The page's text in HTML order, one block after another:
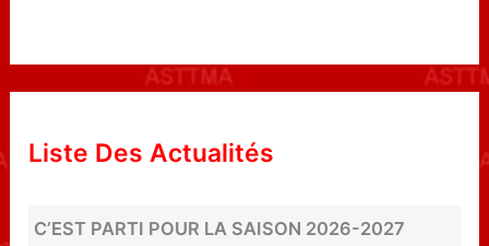
Liste Des Actualités
C’EST PARTI POUR LA SAISON 2026-2027